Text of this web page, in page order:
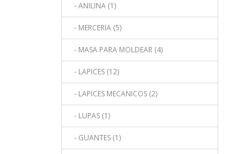
- ANILINA (1)
- MERCERIA (5)
- MASA PARA MOLDEAR (4)
- LAPICES (12)
- LAPICES MECANICOS (2)
- LUPAS (1)
- GUANTES (1)